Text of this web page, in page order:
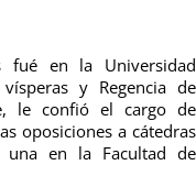
fué en la Universidad
y Regencia de
le confió el cargo de
oposiciones a cátedras
una en la Facultad de